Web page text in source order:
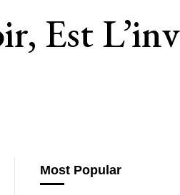
Est
Most Popular